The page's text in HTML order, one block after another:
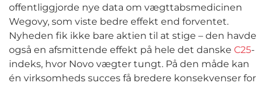
offentliggjorde nye data om vægttabsmedicinen
Wegovy, som viste bedre effekt end forventet.
Nyheden fik ikke bare aktien til at stige – den havde
også en afsmittende effekt på hele det danske C25-
indeks, hvor Novo vægter tungt. På den måde kan
én virksomheds succes få bredere konsekvenser for